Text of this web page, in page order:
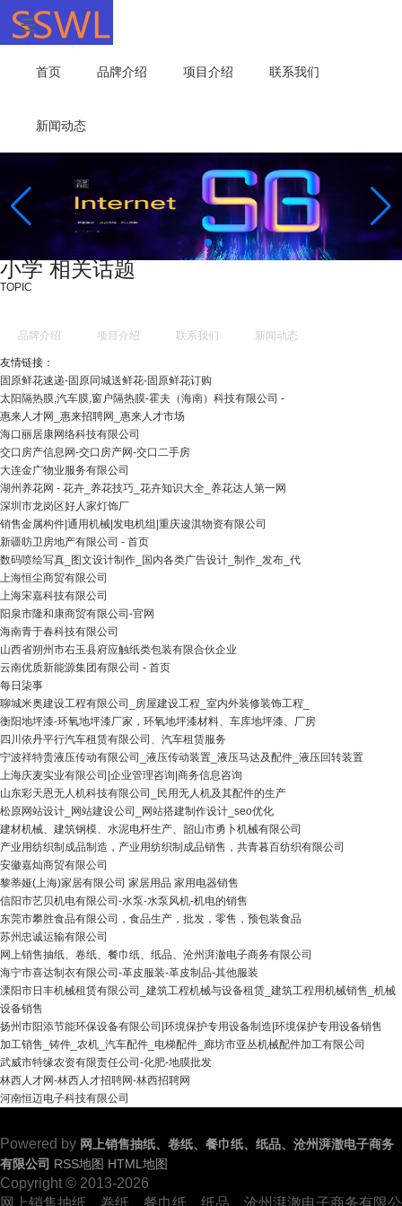
首页 品牌介绍 项目介绍 联系我们
新闻动态
小学 相关话题
TOPIC
品牌介绍 项目介绍 联系我们 新闻动态
友情链接：
固原鲜花速递-固原同城送鲜花-固原鲜花订购
太阳隔热膜,汽车膜,窗户隔热膜-霍夫（海南）科技有限公司 -
惠来人才网_惠来招聘网_惠来人才市场
海口丽居康网络科技有限公司
交口房产信息网-交口房产网-交口二手房
大连金广物业服务有限公司
湖州养花网 - 花卉_养花技巧_花卉知识大全_养花达人第一网
深圳市龙岗区好人家灯饰厂
销售金属构件|通用机械|发电机组|重庆逡淇物资有限公司
新疆昉卫房地产有限公司 - 首页
数码喷绘写真_图文设计制作_国内各类广告设计_制作_发布_代
上海恒尘商贸有限公司
上海宋嘉科技有限公司
阳泉市隆和康商贸有限公司-官网
海南青于春科技有限公司
山西省朔州市右玉县府应触纸类包装有限合伙企业
云南优质新能源集团有限公司 - 首页
每日柒事
聊城米奥建设工程有限公司_房屋建设工程_室内外装修装饰工程_
衡阳地坪漆-环氧地坪漆厂家，环氧地坪漆材料、车库地坪漆、厂房
四川依丹平行汽车租赁有限公司、汽车租赁服务
宁波祥特贵液压传动有限公司_液压传动装置_液压马达及配件_液压回转装置
上海庆麦实业有限公司|企业管理咨询|商务信息咨询
山东彩天恩无人机科技有限公司_民用无人机及其配件的生产
松原网站设计_网站建设公司_网站搭建制作设计_seo优化
建材机械、建筑钢模、水泥电杆生产、韶山市勇卜机械有限公司
产业用纺织制成品制造，产业用纺织制成品销售，共青暮百纺织有限公司
安徽嘉灿商贸有限公司
黎蒂娅(上海)家居有限公司 家居用品 家用电器销售
信阳市艺贝机电有限公司-水泵-水泵风机-机电的销售
东莞市攀胜食品有限公司，食品生产，批发，零售，预包装食品
苏州忠诚运输有限公司
网上销售抽纸、卷纸、餐巾纸、纸品、沧州湃澈电子商务有限公司
海宁市喜达制衣有限公司-革皮服装-革皮制品-其他服装
溧阳市日丰机械租赁有限公司_建筑工程机械与设备租赁_建筑工程用机械销售_机械
设备销售
扬州市阳添节能环保设备有限公司|环境保护专用设备制造|环境保护专用设备销售
加工销售_铸件_农机_汽车配件_电梯配件_廊坊市亚丛机械配件加工有限公司
武威市特缘农资有限责任公司-化肥-地膜批发
林西人才网-林西人才招聘网-林西招聘网
河南恒迈电子科技有限公司
Powered by 网上销售抽纸、卷纸、餐巾纸、纸品、沧州湃澈电子商务
有限公司 RSS地图 HTML地图
Copyright © 2013-2026
网上销售抽纸、卷纸、餐巾纸、纸品、沧州湃澈电子商务有限公